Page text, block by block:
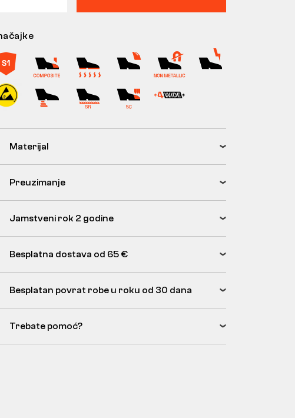
Materijal
Preuzimanje
Jamstveni rok 2 godine
Besplatna dostava od 65 €
Besplatan povrat robe u roku od 30 dana
Trebate pomoć?